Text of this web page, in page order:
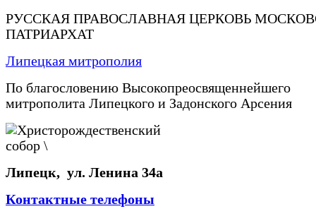
РУССКАЯ ПРАВОСЛАВНАЯ ЦЕРКОВЬ
ПАТРИАРХАТ
Липецкая митрополия
По благословению Высокопреосвященнейшего
митрополита Липецкого и Задонского Арсения
Липецк, ул. Ленина 34а
Контактные телефоны